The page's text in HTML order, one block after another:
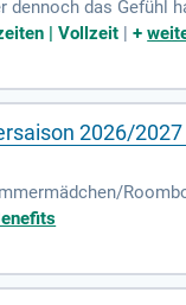
das Gefühl
an. | Vollzeit |+
2026/
Sie zur